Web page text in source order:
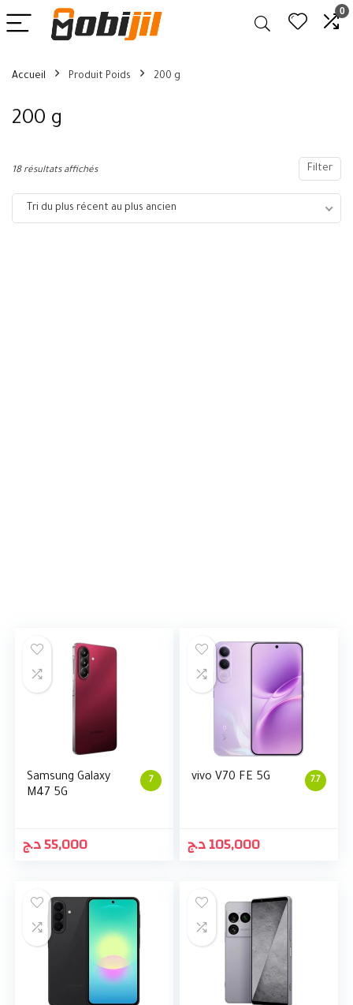
0
Accueil Produit Poids 200 g
200 g
Filter
18 résultats affichés
Tri du plus récent au plus ancien
7
Samsung Galaxy
M47 5G
55,000د.ج
7.7
vivo V70 FE 5G
105,000د.ج